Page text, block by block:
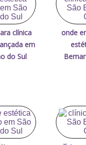
clínica
em
do Sul
onde